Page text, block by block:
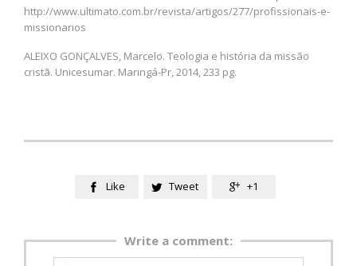
http://www.ultimato.com.br/revista/artigos/277/profissionais-e-
missionarios
ALEIXO GONÇALVES, Marcelo. Teologia e história da missão
cristã. Unicesumar. Maringá-Pr, 2014, 233 pg.
 Like  Tweet  +1
Write a comment: